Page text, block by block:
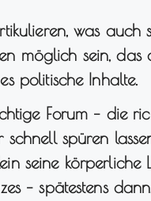
was auch
möglich sein, das
politische Inhalte.
Forum – die
spüren
seine körperliche
– spätestens